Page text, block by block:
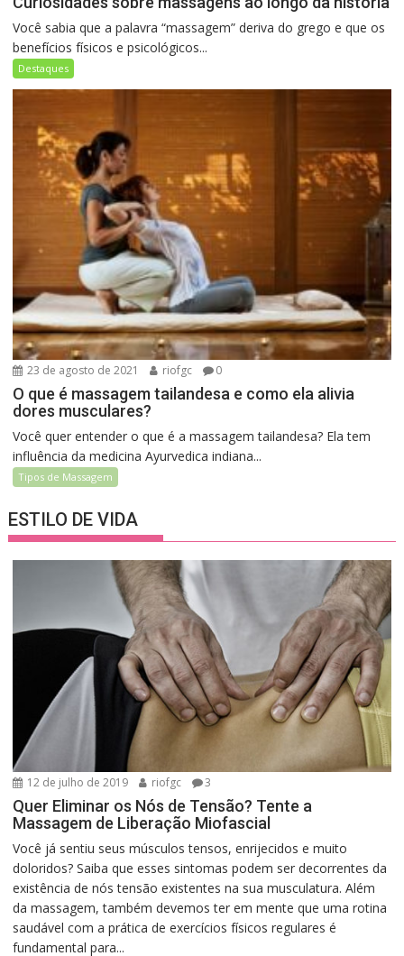
Você sabia que a palavra “massagem” deriva do grego e que os
benefícios físicos e psicológicos...
Destaques
23 de agosto de 2021 riofgc 0
O que é massagem tailandesa e como ela alivia
dores musculares?
Você quer entender o que é a massagem tailandesa? Ela tem
influência da medicina Ayurvedica indiana...
Tipos de Massagem
ESTILO DE VIDA
12 de julho de 2019 riofgc 3
Quer Eliminar os Nós de Tensão? Tente a
Massagem de Liberação Miofascial
Você já sentiu seus músculos tensos, enrijecidos e muito
doloridos? Saiba que esses sintomas podem ser decorrentes da
existência de nós tensão existentes na sua musculatura. Além
da massagem, também devemos ter em mente que uma rotina
saudável com a prática de exercícios físicos regulares é
fundamental para...